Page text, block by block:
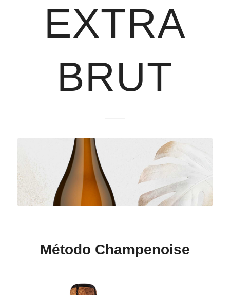
EXTRA
BRUT
Método Champenoise